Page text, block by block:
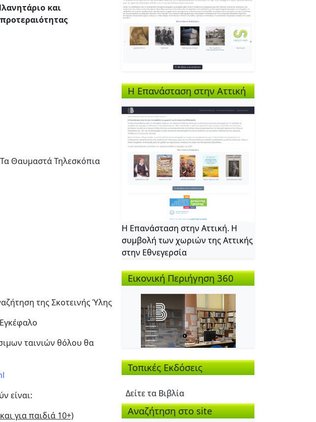
και
Θαυμαστά Τηλεσκόπια
της Σκοτεινής Ύλης
ταινιών θόλου θα
είναι:
για παιδιά 10+)
Η Επανάσταση στην Αττική
Η Επανάσταση στην Αττική. Η
συμβολή των χωριών της Αττικής
στην Εθνεγερσία
Εικονική Περιήγηση 360
Τοπικές Εκδόσεις
Δείτε τα Βιβλία
Αναζήτηση στο site